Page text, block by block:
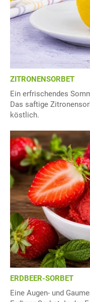
ZITRONENSORBET
Ein erfrischendes
Das saftige
köstlich.
ERDBEER-SORBET
Eine Augen- und